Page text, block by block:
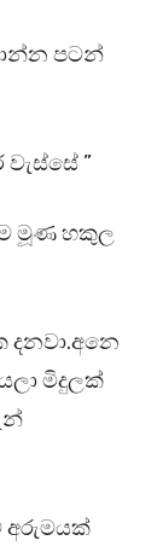
පටන්
”
මූණ හකුල
දනවා.අනෙ
මිදුලක්
අරුමයක්